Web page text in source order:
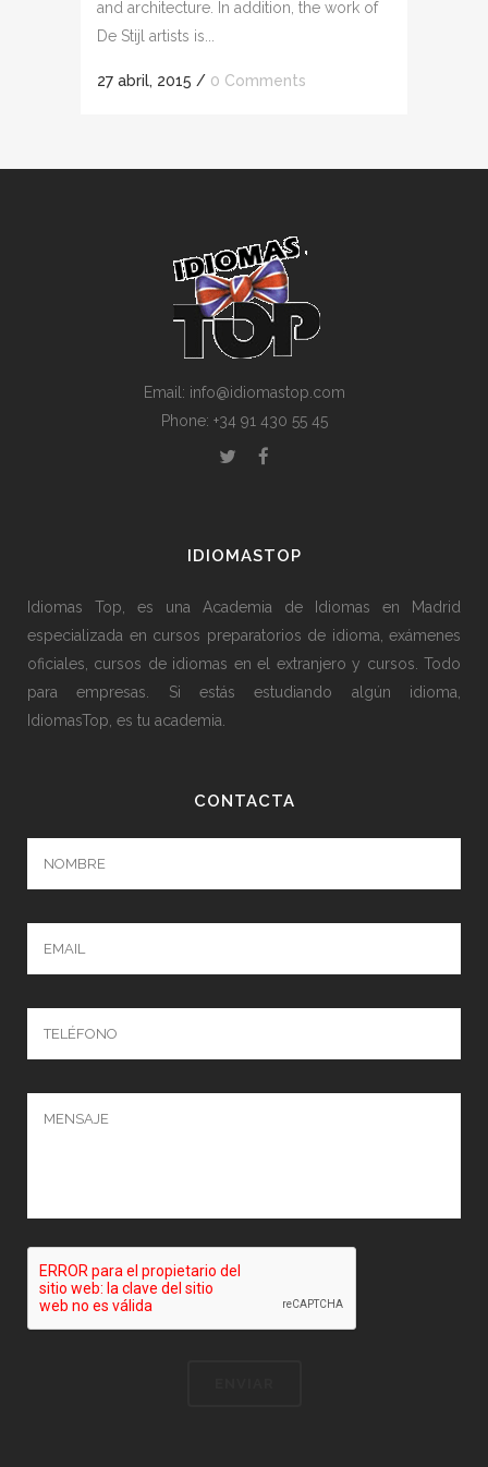
and architecture. In addition, the work of
De Stijl artists is...
27 abril, 2015 / 0 Comments
Email: info@idiomastop.com
Phone: +34 91 430 55 45
IDIOMASTOP
Idiomas Top, es una Academia de Idiomas en Madrid
especializada en cursos preparatorios de idioma, exámenes
oficiales, cursos de idiomas en el extranjero y cursos. Todo
para empresas. Si estás estudiando algún idioma,
IdiomasTop, es tu academia.
CONTACTA